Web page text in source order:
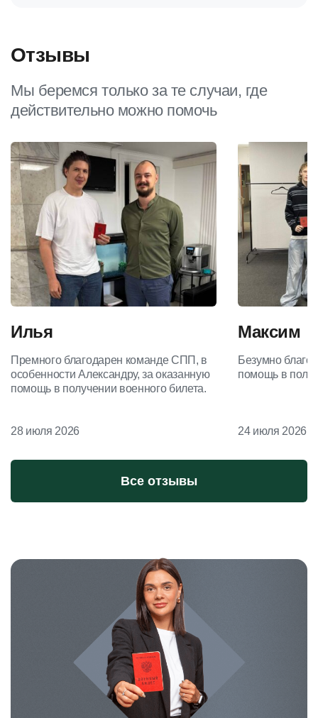
Отзывы
Мы беремся только за те случаи, где
действительно можно помочь
Илья
Премного благодарен команде СПП, в
особенности Александру, за оказанную
помощь в получении военного билета.
28 июля 2026
Максим
Безумно
помощь в
24 июля 2026
Все отзывы